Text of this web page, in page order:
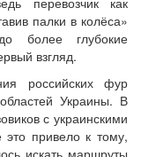
палки в колёса»
более глубокие
взгляд.
российских фур
Украины. В
с украинскими
привело к тому,
искать маршруты